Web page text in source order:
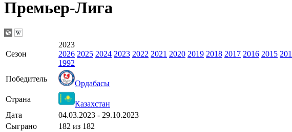
Премьер-Лига
Сезон
2023
2026 2025 2024 2023 2022 2021 2020 2019 2018 2017 2016 2015
1992
Победитель
Ордабасы
Страна
Казахстан
Дата
04.03.2023 - 29.10.2023
Сыграно
182 из 182